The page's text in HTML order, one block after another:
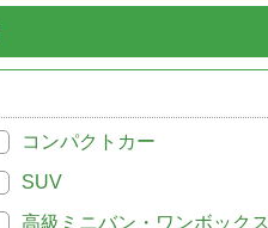
コンパクトカー
SUV
高級ミニバン・ワンボックス